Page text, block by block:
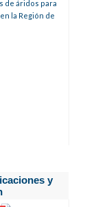
de áridos para
la Región de
y